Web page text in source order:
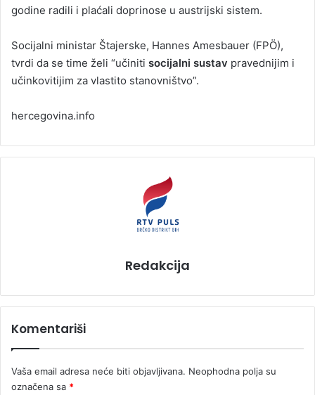
godine radili i plaćali doprinose u austrijski sistem.
Socijalni ministar Štajerske, Hannes Amesbauer (FPÖ),
tvrdi da se time želi “učiniti socijalni sustav pravednijim i
učinkovitijim za vlastito stanovništvo”.
hercegovina.info
Redakcija
Komentariši
Vaša email adresa neće biti objavljivana. Neophodna polja su
označena sa *